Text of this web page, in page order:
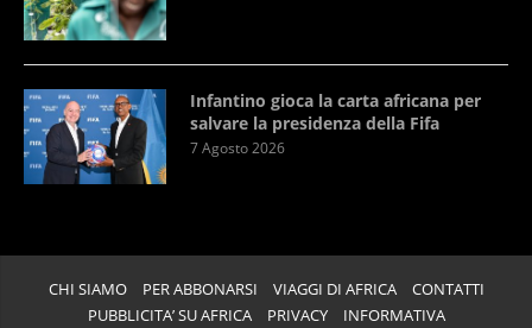
Infantino gioca la carta africana per
salvare la presidenza della Fifa
7 Agosto 2026
CHI SIAMO PER ABBONARSI VIAGGI DI AFRICA
CONTATTI
PUBBLICITA’ SU AFRICA
PRIVACY
INFORMATIVA